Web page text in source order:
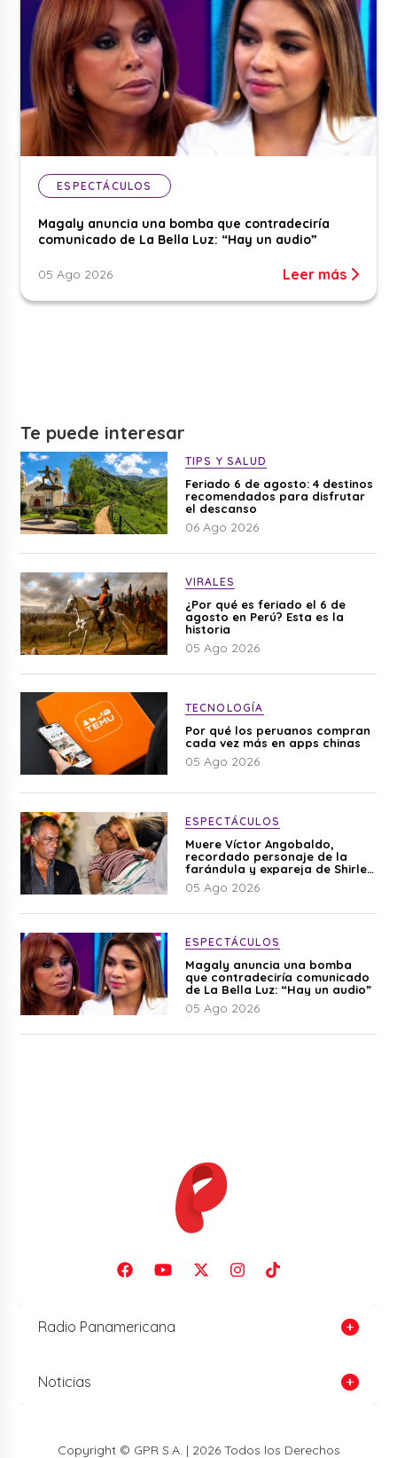
ESPECTÁCULOS
Magaly anuncia una bomba que contradeciría
comunicado de La Bella Luz: “Hay un audio”
05 Ago 2026 Leer más
Te puede interesar
TIPS Y SALUD
Feriado 6 de agosto: 4 destinos
recomendados para disfrutar
el descanso
06 Ago 2026
VIRALES
¿Por qué es feriado el 6 de
agosto en Perú? Esta es la
historia
05 Ago 2026
TECNOLOGÍA
Por qué los peruanos compran
cada vez más en apps chinas
05 Ago 2026
ESPECTÁCULOS
Muere Víctor Angobaldo,
recordado personaje de la
farándula y expareja de Shirley
Cherres
05 Ago 2026
ESPECTÁCULOS
Magaly anuncia una bomba
que contradeciría comunicado
de La Bella Luz: “Hay un audio”
05 Ago 2026
Radio Panamericana
Noticias
Copyright © GPR S.A. | 2026 Todos los Derechos